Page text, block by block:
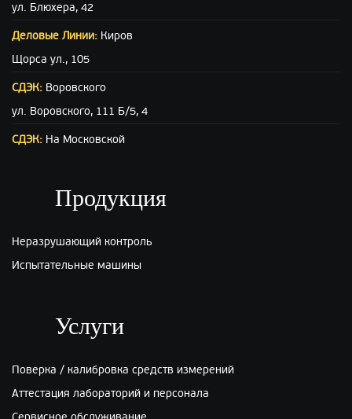
ул. Блюхера, 42
Деловые Линии: Киров
Щорса ул., 105
СДЭК: Воровского
ул. Воровского, 111 Б/5, 4
СДЭК: На Московской
Киров
г.Киров, ул.Производственная 22
Продукция
Неразрушающий контроль
Испытательные машины
Услуги
Поверка / калибровка средств измерений
Аттестация лабораторий и персонала